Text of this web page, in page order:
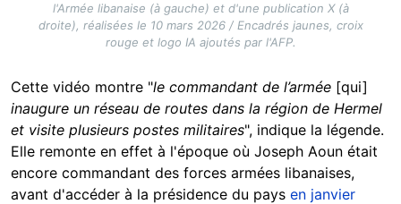
l'Armée libanaise (à gauche) et d'une publication X (à
droite), réalisées le 10 mars 2026 / Encadrés jaunes, croix
rouge et logo IA ajoutés par l'AFP.
Cette vidéo montre "le commandant de l’armée [qui]
inaugure un réseau de routes dans la région de Hermel
et visite plusieurs postes militaires", indique la légende.
Elle remonte en effet à l'époque où Joseph Aoun était
encore commandant des forces armées libanaises,
avant d'accéder à la présidence du pays en janvier